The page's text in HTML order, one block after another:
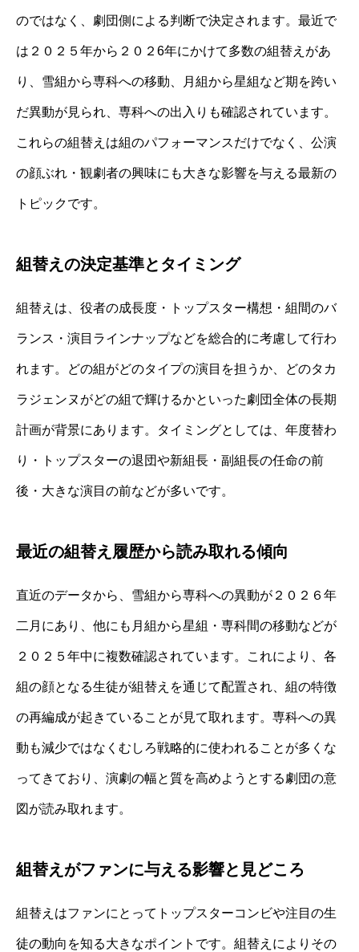
のではなく、劇団側による判断で決定されます。最近で
は２０２５年から２０２6年にかけて多数の組替えがあ
り、雪組から専科への移動、月組から星組など期を跨い
だ異動が見られ、専科への出入りも確認されています。
これらの組替えは組のパフォーマンスだけでなく、公演
の顔ぶれ・観劇者の興味にも大きな影響を与える最新の
トピックです。
組替えの決定基準とタイミング
組替えは、役者の成長度・トップスター構想・組間のバ
ランス・演目ラインナップなどを総合的に考慮して行わ
れます。どの組がどのタイプの演目を担うか、どのタカ
ラジェンヌがどの組で輝けるかといった劇団全体の長期
計画が背景にあります。タイミングとしては、年度替わ
り・トップスターの退団や新組長・副組長の任命の前
後・大きな演目の前などが多いです。
最近の組替え履歴から読み取れる傾向
直近のデータから、雪組から専科への異動が２０２６年
二月にあり、他にも月組から星組・専科間の移動などが
２０２５年中に複数確認されています。これにより、各
組の顔となる生徒が組替えを通じて配置され、組の特徴
の再編成が起きていることが見て取れます。専科への異
動も減少ではなくむしろ戦略的に使われることが多くな
ってきており、演劇の幅と質を高めようとする劇団の意
図が読み取れます。
組替えがファンに与える影響と見どころ
組替えはファンにとってトップスターコンビや注目の生
徒の動向を知る大きなポイントです。組替えによりその